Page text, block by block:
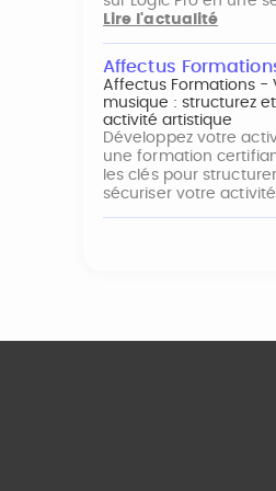
Lire l'actualité
Affectus
Affectus Formations -
musique : structurez
activité artistique
Développez votre
une formation
les clés pour
sécuriser votre